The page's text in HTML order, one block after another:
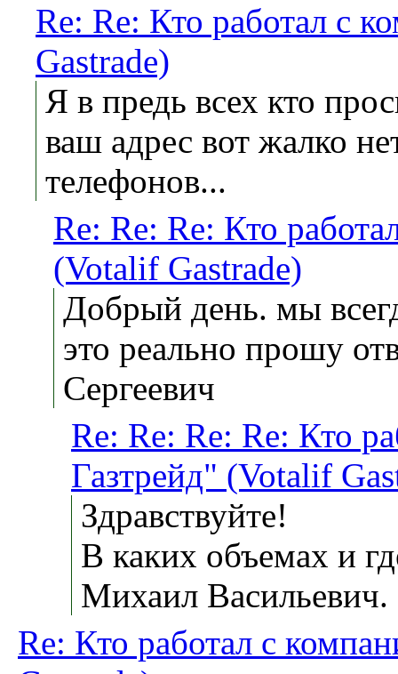
Re: Re: Кто работал с
Gastrade)
Я в предь всех кто
ваш адрес вот жалко
телефонов...
Re: Re: Re: Кто
(Votalif Gastrade)
Добрый день. мы
это реально прошу
Сергеевич
Re: Re: Re: Re: Кто
Газтрейд" (Votalif
Здравствуйте!
В каких объемах и
Михаил Васильевич.
Re: Кто работал с